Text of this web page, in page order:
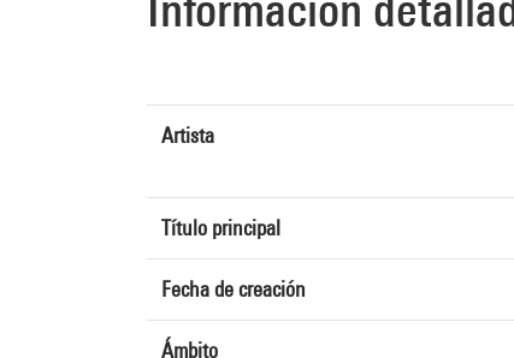
Artista
Título principal
Fecha de creación
Ámbito